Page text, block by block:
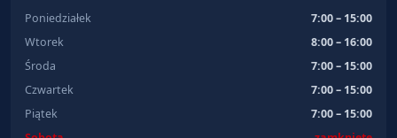
Poniedziałek
7:00 – 15:00
Wtorek
8:00 – 16:00
Środa
7:00 – 15:00
Czwartek
7:00 – 15:00
Piątek
7:00 – 15:00